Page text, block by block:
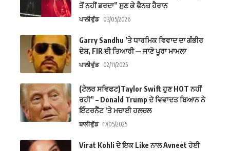
ਤੋਂ ਨਹੀਂ ਡਰਦਾ” ਸੁਣ ਕੇ ਫੈਨਜ਼ ਹੈਰਾਨ
ਪਾਲੀਵੁੱਡ 03/05/2026
Garry Sandhu ’ਤੇ ਧਾਰਮਿਕ ਵਿਵਾਦ ਦਾ ਗੰਭੀਰ
ਦੋਸ਼, FIR ਦੀ ਤਿਆਰੀ — ਜਾਣੋ ਪੂਰਾ ਮਾਮਲਾ
ਪਾਲੀਵੁੱਡ 02/11/2025
(ਟੇਲਰ ਸਵਿਫਟ)Taylor Swift ਹੁਣ HOT ਨਹੀਂ
ਰਹੀ” – Donald Trump ਦੇ ਵਿਵਾਦਤ ਬਿਆਨ ਨੇ
ਇੰਟਰਨੈੱਟ ‘ਤੇ ਮਚਾਈ ਹਲਚਲ
ਬਾਲੀਵੁੱਡ 17/05/2025
Virat Kohli ਦੇ ਇਕ Like ਨਾਲ Avneet ਹੋਈ